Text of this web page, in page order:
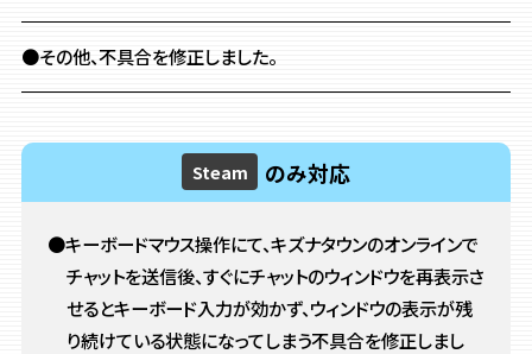
●その他、不具合を修正しました。
Steam のみ対応
●キーボードマウス操作にて、キズナタウンのオンラインで
チャットを送信後、すぐにチャットのウィンドウを再表示さ
せるとキーボード入力が効かず、ウィンドウの表示が残
り続けている状態になってしまう不具合を修正しまし